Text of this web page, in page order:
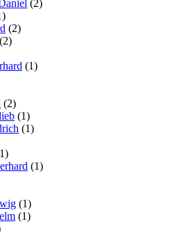
(2)
(2)
(2)
(1)
(2)
(1)
(1)
(1)
(1)
(1)